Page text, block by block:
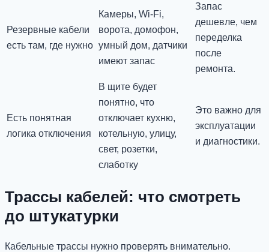
Резервные кабели
есть там, где нужно
Камеры, Wi-Fi,
ворота, домофон,
умный дом, датчики
имеют запас
Запас
дешевле, чем
переделка
после
ремонта.
Есть понятная
логика отключения
В щите будет
понятно, что
отключает кухню,
котельную, улицу,
свет, розетки,
слаботку
Это важно для
эксплуатации
и диагностики.
Трассы кабелей: что смотреть
до штукатурки
Кабельные трассы нужно проверять внимательно.